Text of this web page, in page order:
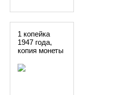
1 копейка
1947 года,
копия монеты